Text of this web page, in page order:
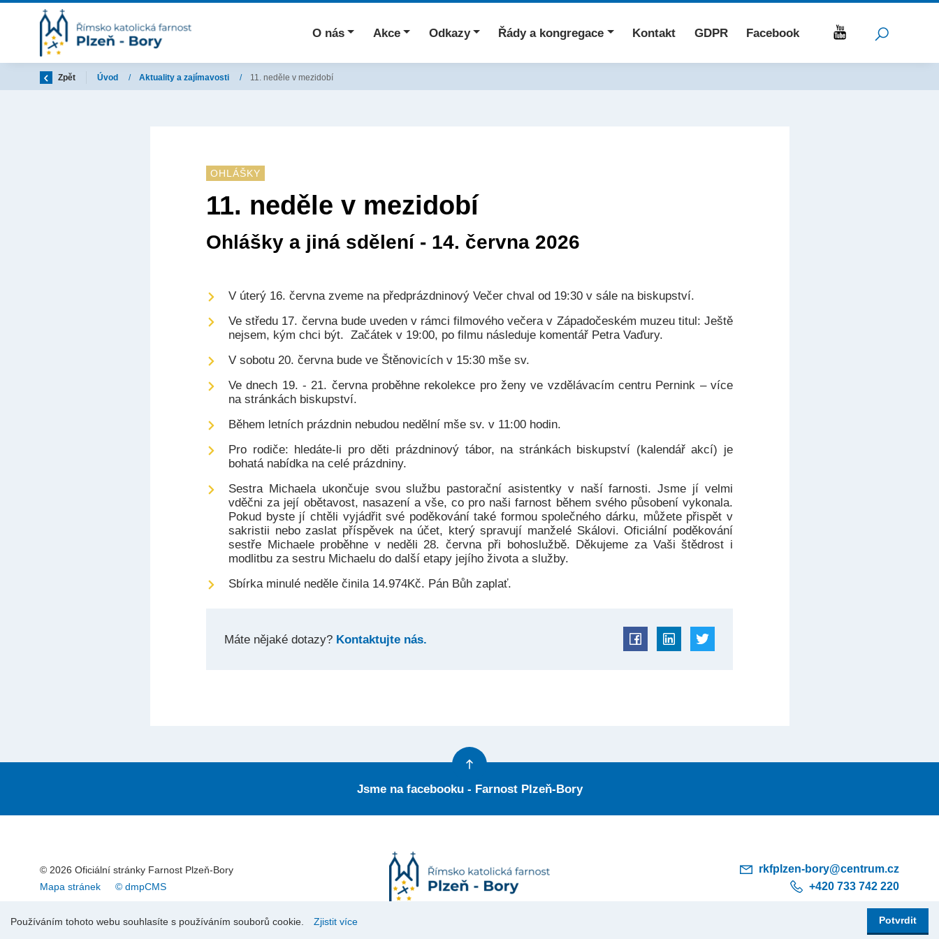
O nás Akce Odkazy Řády a kongregace Kontakt GDPR Facebook
Zpět Úvod / Aktuality a zajímavosti / 11. neděle v mezidobí
OHLÁŠKY
11. neděle v mezidobí
Ohlášky a jiná sdělení - 14. června 2026
V úterý 16. června zveme na předprázdninový Večer chval od 19:30 v sále na biskupství.
Ve středu 17. června bude uveden v rámci filmového večera v Západočeském muzeu titul: Ještě
nejsem, kým chci být. Začátek v 19:00, po filmu následuje komentář Petra Vaďury.
V sobotu 20. června bude ve Štěnovicích v 15:30 mše sv.
Ve dnech 19. - 21. června proběhne rekolekce pro ženy ve vzdělávacím centru Pernink – více
na stránkách biskupství.
Během letních prázdnin nebudou nedělní mše sv. v 11:00 hodin.
Pro rodiče: hledáte-li pro děti prázdninový tábor, na stránkách biskupství (kalendář akcí) je
bohatá nabídka na celé prázdniny.
Sestra Michaela ukončuje svou službu pastorační asistentky v naší farnosti. Jsme jí velmi
vděčni za její obětavost, nasazení a vše, co pro naši farnost během svého působení vykonala.
Pokud byste jí chtěli vyjádřit své poděkování také formou společného dárku, můžete přispět v
sakristii nebo zaslat příspěvek na účet, který spravují manželé Skálovi. Oficiální poděkování
sestře Michaele proběhne v neděli 28. června při bohoslužbě. Děkujeme za Vaši štědrost i
modlitbu za sestru Michaelu do další etapy jejího života a služby.
Sbírka minulé neděle činila 14.974Kč. Pán Bůh zaplať.
Máte nějaké dotazy? Kontaktujte nás.
Jsme na facebooku - Farnost Plzeň-Bory
rkfplzen-bory@centrum.cz
+420 733 742 220
© 2026 Oficiální stránky Farnost Plzeň-Bory
Mapa stránek
© dmpCMS
Používáním tohoto webu souhlasíte s používáním souborů cookie. Zjistit více Potvrdit